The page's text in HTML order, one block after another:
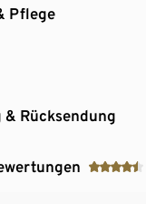
Pflege
Rücksendung